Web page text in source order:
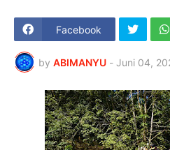
Facebook
by ABIMANYU - Juni 04,